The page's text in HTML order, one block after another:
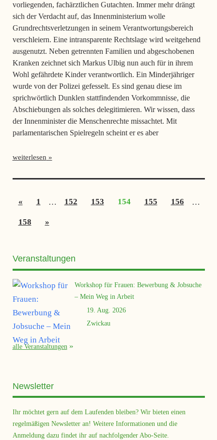
vorliegenden, fachärztlichen Gutachten. Immer mehr drängt
sich der Verdacht auf, das Innenministerium wolle
Grundrechtsverletzungen in seinem Verantwortungsbereich
verschleiern. Eine intransparente Rechtslage wird weitgehend
ausgenutzt. Neben getrennten Familien und abgeschobenen
Kranken zeichnet sich Markus Ulbig nun auch für in ihrem
Wohl gefährdete Kinder verantwortlich. Ein Minderjähriger
wurde von der Polizei gefesselt. Es sind genau diese im
sprichwörtlich Dunklen stattfindenden Vorkommnisse, die
Abschiebungen als solches delegitimieren. Wir wissen, dass
der Innenminister die Menschenrechte missachtet. Mit
parlamentarischen Spielregeln scheint er es aber
weiterlesen
Seitennummerierung
Beiträge
«Vorherige
1 … 152 153 154 155 156 …
158
Nächste
»
Veranstaltungen
Workshop für Frauen: Bewerbung & Jobsuche
– Mein Weg in Arbeit
19. Aug. 2026
Zwickau
alle Veranstaltungen
Newsletter
Ihr möchtet gern auf dem Laufenden bleiben? Wir bieten einen
regelmäßigen Newsletter an! Weitere Informationen und die
Anmeldung dazu findet ihr auf nachfolgender Abo-Seite.